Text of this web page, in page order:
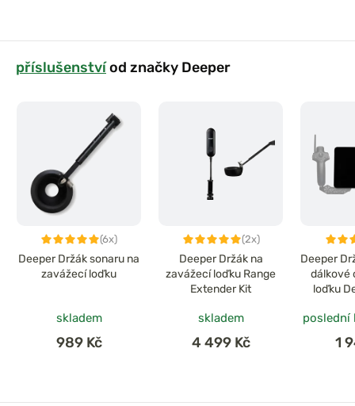
příslušenstvíod značky Deeper
(6x)
Deeper Držák sonaru na
zavážecí loďku
skladem
989 Kč
(2x)
Deeper Držák na
zavážecí loďku Range
Extender Kit
skladem
4 499 Kč
Deeper
dálkové
loďku
poslední
1